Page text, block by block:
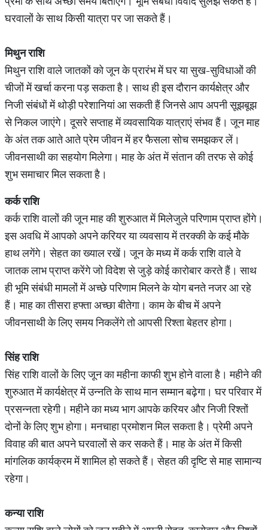
घरवालों के साथ किसी यात्रा पर जा सकते हैं।
मिथुनराशि
मिथुन राशि वाले जातकों को जून के प्रारंभ में घर या सुख-सुविधाओं की
चीजों में खर्चा करना पड़ सकता है। साथ ही इस दौरान कार्यक्षेत्र और
निजी संबंधों में थोड़ी परेशानियां आ सकती हैं जिनसे आप अपनी सूझबूझ
से निकल जाएंगे। दूसरे सप्ताह में व्यवसायिक यात्राएं संभव हैं। जून माह
के अंत तक आते आते प्रेम जीवन में हर फैसला सोच समझकर लें।
जीवनसाथी का सहयोग मिलेगा। माह के अंत में संतान की तरफ से कोई
शुभ समाचार मिल सकता है।
कर्कराशि
कर्क राशि वालों की जून माह की शुरुआत में मिलेजुले परिणाम प्राप्त होंगे।
इस अवधि में आपको अपने करियर या व्यवसाय में तरक्की के कई मौके
हाथ लगेंगे। सेहत का ख्याल रखें। जून के मध्य में कर्क राशि वाले वे
जातक लाभ प्राप्त करेंगे जो विदेश से जुड़े कोई कारोबार करते हैं। साथ
ही भूमि संबंधी मामलों में अच्छे परिणाम मिलने के योग बनते नजर आ रहे
हैं। माह का तीसरा हफ्ता अच्छा बीतेगा। काम के बीच में अपने
जीवनसाथी के लिए समय निकलेंगे तो आपसी रिश्ता बेहतर होगा।
सिंहराशि
सिंह राशि वालों के लिए जून का महीना काफी शुभ होने वाला है। महीने की
शुरुआत में कार्यक्षेत्र में उन्नति के साथ मान सम्मान बढ़ेगा। घर परिवार में
प्रसन्नता रहेगी। महीने का मध्य भाग आपके करियर और निजी रिश्तों
दोनों के लिए शुभ होगा। मनचाहा प्रमोशन मिल सकता है। प्रेमी अपने
विवाह की बात अपने घरवालों से कर सकते हैं। माह के अंत में किसी
मांगलिक कार्यक्रम में शामिल हो सकते हैं। सेहत की दृष्टि से माह सामान्य
रहेगा।
कन्याराशि